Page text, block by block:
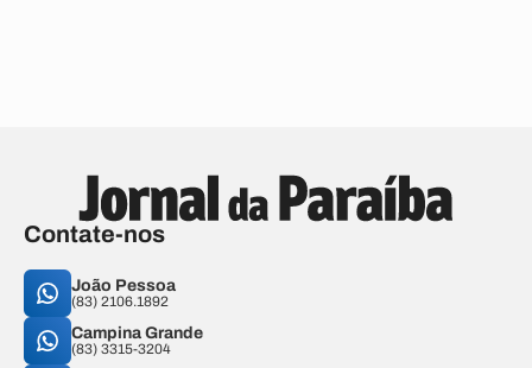
Contate-nos
João Pessoa
(83) 2106.1892
Campina Grande
(83) 3315-3204